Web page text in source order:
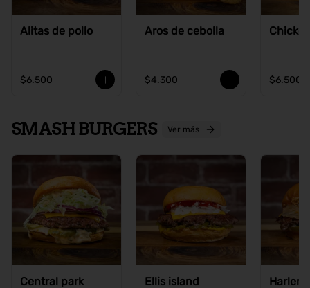
Alitas de pollo
$6.500
Aros de cebolla
$4.300 $6.500
SMASH BURGERS Ver más
Central park Ellis island Harlem